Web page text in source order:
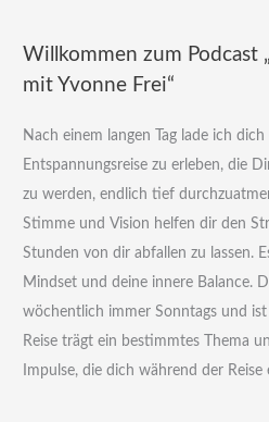
Willkommen zum Podcast
mit Yvonne Frei“
Nach einem langen Tag lade ich
Entspannungsreise zu erleben, die
zu werden, endlich tief
Stimme und Vision helfen dir den
Stunden von dir abfallen zu lassen.
Mindset und deine innere Balance.
wöchentlich immer Sonntags und
Reise trägt ein bestimmtes Thema
Impulse, die dich während der Reise